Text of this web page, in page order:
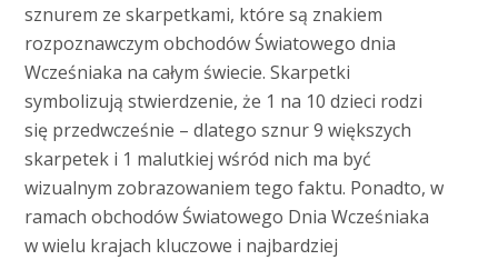
sznurem ze skarpetkami, które są znakiem
rozpoznawczym obchodów Światowego dnia
Wcześniaka na całym świecie. Skarpetki
symbolizują stwierdzenie, że 1 na 10 dzieci rodzi
się przedwcześnie – dlatego sznur 9 większych
skarpetek i 1 malutkiej wśród nich ma być
wizualnym zobrazowaniem tego faktu. Ponadto, w
ramach obchodów Światowego Dnia Wcześniaka
w wielu krajach kluczowe i najbardziej